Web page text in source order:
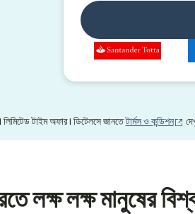
টাইম অফার। ডিটেলসে জানতেটার্মস ও কন্ডিশন
লক্ষ লক্ষ মানুষের